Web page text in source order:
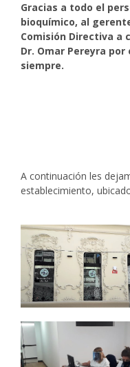
Gracias a todo el
bioquímico, al
Comisión Directiva a
Dr. Omar Pereyra
siempre.
A continuación les
establecimiento,